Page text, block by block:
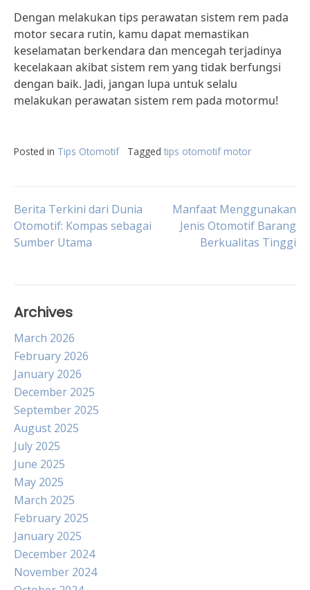
Dengan melakukan tips perawatan sistem rem pada
motor secara rutin, kamu dapat memastikan
keselamatan berkendara dan mencegah terjadinya
kecelakaan akibat sistem rem yang tidak berfungsi
dengan baik. Jadi, jangan lupa untuk selalu
melakukan perawatan sistem rem pada motormu!
Posted in Tips Otomotif Tagged tips otomotif motor
Post
navigation
Berita Terkini dari Dunia
Otomotif: Kompas sebagai
Sumber Utama
Manfaat Menggunakan
Jenis Otomotif Barang
Berkualitas Tinggi
Archives
March 2026
February 2026
January 2026
December 2025
September 2025
August 2025
July 2025
June 2025
May 2025
March 2025
February 2025
January 2025
December 2024
November 2024